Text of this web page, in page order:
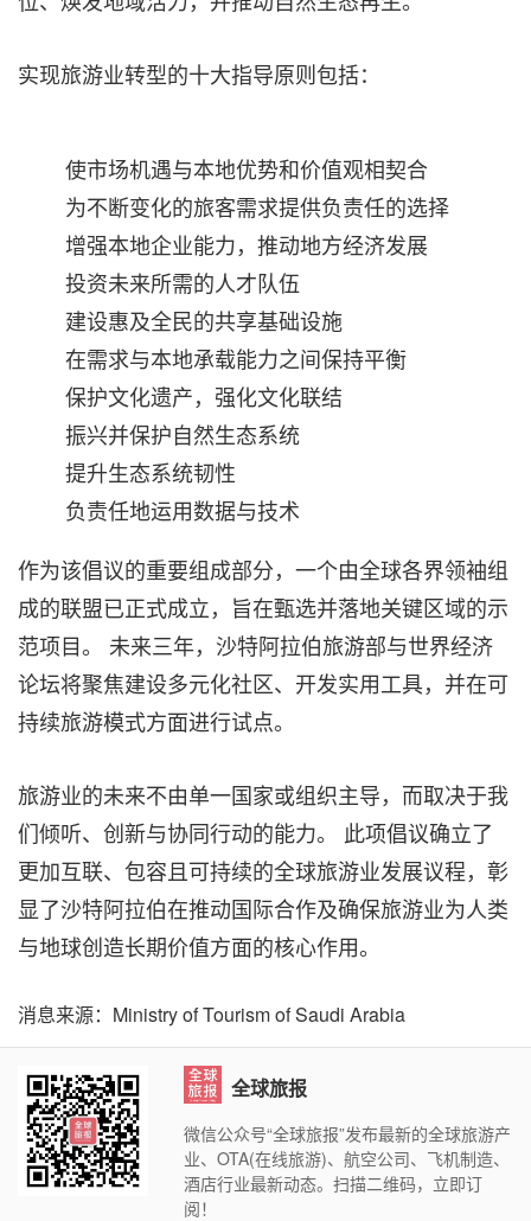
实现旅游业转型的十大指导原则包括：
使市场机遇与本地优势和价值观相契合
为不断变化的旅客需求提供负责任的选择
增强本地企业能力，推动地方经济发展
投资未来所需的人才队伍
建设惠及全民的共享基础设施
在需求与本地承载能力之间保持平衡
保护文化遗产，强化文化联结
振兴并保护自然生态系统
提升生态系统韧性
负责任地运用数据与技术
作为该倡议的重要组成部分，一个由全球各界领袖组
成的联盟已正式成立，旨在甄选并落地关键区域的示
范项目。 未来三年，沙特阿拉伯旅游部与世界经济
论坛将聚焦建设多元化社区、开发实用工具，并在可
持续旅游模式方面进行试点。
旅游业的未来不由单一国家或组织主导，而取决于我
们倾听、创新与协同行动的能力。 此项倡议确立了
更加互联、包容且可持续的全球旅游业发展议程，彰
显了沙特阿拉伯在推动国际合作及确保旅游业为人类
与地球创造长期价值方面的核心作用。
消息来源：Ministry of Tourism of Saudi Arabia
全球旅报
微信公众号“全球旅报”发布最新的全球旅游产
业、OTA(在线旅游)、航空公司、飞机制造、
酒店行业最新动态。扫描二维码，立即订
阅！